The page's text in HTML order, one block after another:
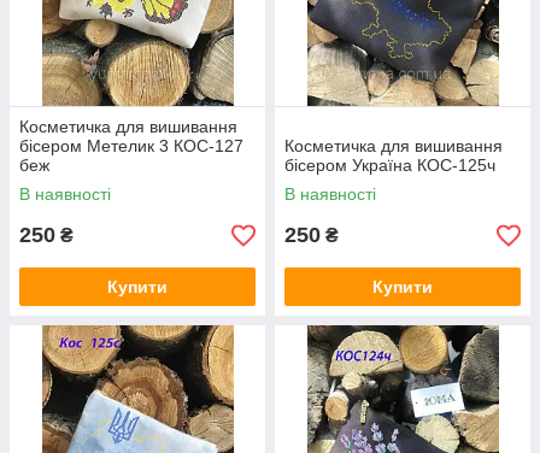
Косметичка для вишивання
бісером Метелик 3 КОС-127
беж
В наявності
250 ₴
Купити
Косметичка для вишивання
бісером Україна КОС-125ч
В наявності
250 ₴
Купити